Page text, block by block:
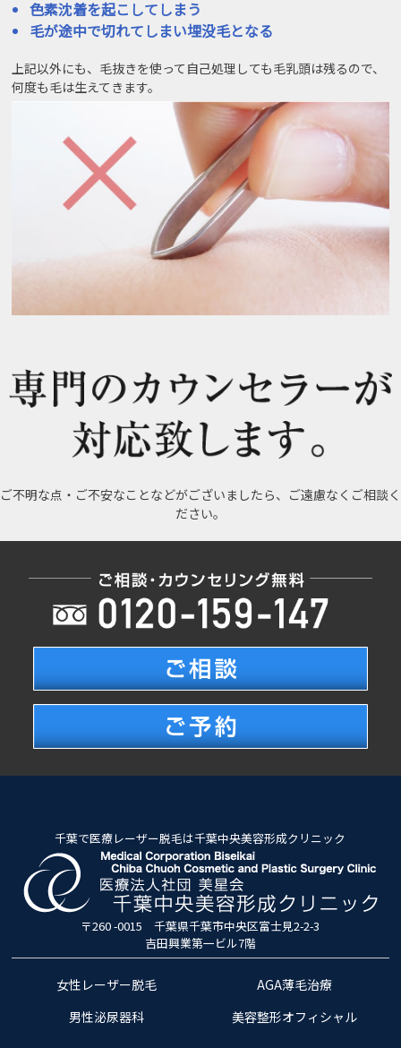
色素沈着を起こしてしまう
毛が途中で切れてしまい埋没毛となる
上記以外にも、毛抜きを使って自己処理しても毛乳頭は残るので、
何度も毛は生えてきます。
ご不明な点・ご不安なことなどがございましたら、ご遠慮なくご相談く
ださい。
千葉で医療レーザー脱毛は千葉中央美容形成クリニック
〒260 -0015 千葉県千葉市中央区富士見2-2-3
吉田興業第一ビル7階
女性レーザー脱毛
AGA薄毛治療
男性泌尿器科
美容整形オフィシャル